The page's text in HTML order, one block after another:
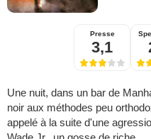
Presse
3,1
Une nuit, dans un bar de
noir aux méthodes peu
appelé à la suite d'une